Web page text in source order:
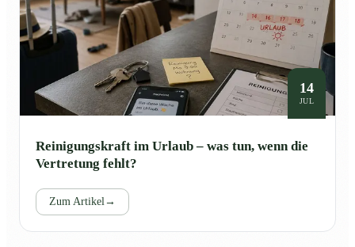
14
JUL
Reinigungskraft im Urlaub – was tun, wenn die
Vertretung fehlt?
Zum Artikel →